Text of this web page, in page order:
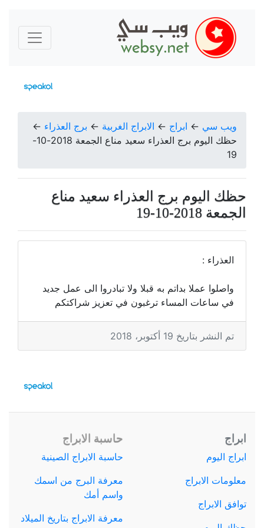
ويب سي ← ابراج ← الابراج الغربية ← برج العذراء ←
حظك اليوم برج العذراء سعيد مناع الجمعة 2018-10-
19
حظك اليوم برج العذراء سعيد مناع
الجمعة 2018-10-19
العذراء :
واصلوا عملا بداتم به قبلا ولا تبادروا الى عمل جديد
في ساعات المساء ترغبون في تعزيز شراكتكم
تم النشر بتاريخ 19 أكتوبر، 2018
ابراج
ابراج اليوم
معلومات الابراج
توافق الابراج
حاسبة الابراج
حاسبة الابراج الصينية
معرفة البرج من اسمك
واسم أمك
معرفة الابراج بتاريخ الميلاد